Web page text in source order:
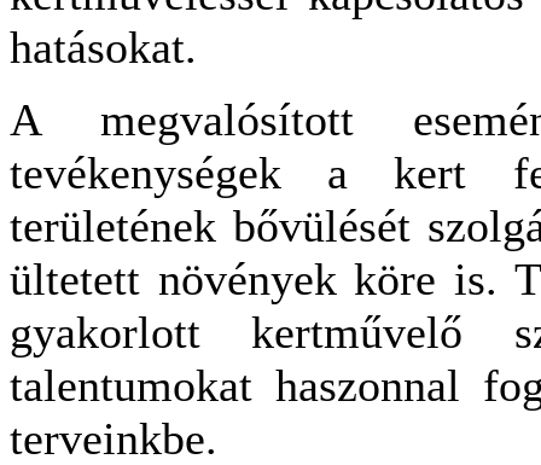
hatásokat.
A megvalósított
tevékenységek a kert
területének bővülését
ültetett növények köre is.
gyakorlott kertművelő
talentumokat haszonnal
terveinkbe.